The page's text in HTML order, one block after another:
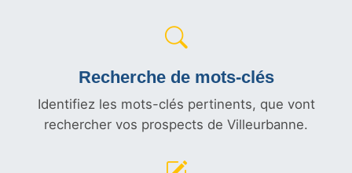
Recherche de mots-clés
Identifiez les mots-clés pertinents, que vont
rechercher vos prospects de Villeurbanne.